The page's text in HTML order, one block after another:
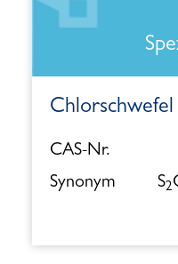
Chlorschwefel
CAS-Nr.
Synonym
S2